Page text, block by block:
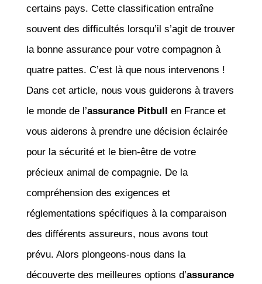
certains pays. Cette classification entraîne
souvent des difficultés lorsqu’il s’agit de trouver
la bonne assurance pour votre compagnon à
quatre pattes. C’est là que nous intervenons !
Dans cet article, nous vous guiderons à travers
le monde de l’assurance Pitbull en France et
vous aiderons à prendre une décision éclairée
pour la sécurité et le bien-être de votre
précieux animal de compagnie. De la
compréhension des exigences et
réglementations spécifiques à la comparaison
des différents assureurs, nous avons tout
prévu. Alors plongeons-nous dans la
découverte des meilleures options d’assurance